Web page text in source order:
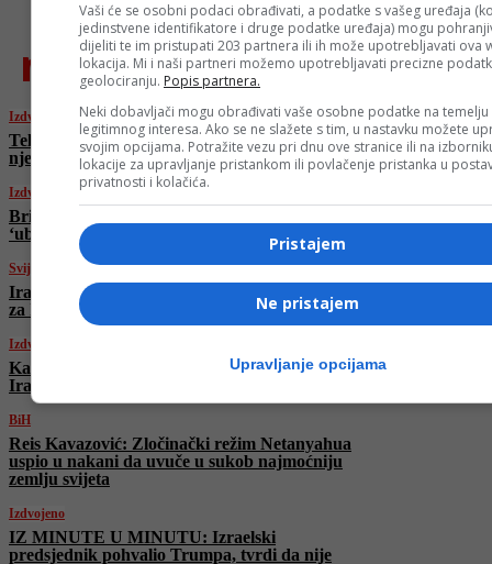
najnovije
Izdvojeno
Tel Aviv veliča Trampa: Osvanuli plakati
njegove slike s porukom
Izdvojeno
Britanski premijer: Američki napadi
‘ublažavaju’ iransku nuklearnu prijetnju
Svijet
Iran objesio muškarca optuženog za špijunažu
za Izrael: Informacije dijelio Mossadu
Izdvojeno
Katar i Oman osudili američke napade na
Iran: “Nezakonit čin agresije”
BiH
Reis Kavazović: Zločinački režim Netanyahua
uspio u nakani da uvuče u sukob najmoćniju
zemlju svijeta
Izdvojeno
IZ MINUTE U MINUTU: Izraelski
predsjednik pohvalio Trumpa, tvrdi da nije
Vaši će se osobni podaci obrađivati, a podatke s vašeg uređaja
jedinstvene identifikatore i druge podatke uređaja) mogu
dijeliti te im pristupati 203 partnera ili ih može upotrebljavati ova
lokacija. Mi i naši partneri možemo upotrebljavati precizne
geolociranju. Popis partnera.
Neki dobavljači mogu obrađivati vaše osobne podatke na temelju
legitimnog interesa. Ako se ne slažete s tim, u nastavku možete
svojim opcijama. Potražite vezu pri dnu ove stranice ili na
lokacije za upravljanje pristankom ili povlačenje pristanka u
privatnosti i kolačića.
Pristajem
Ne pristajem
Upravljanje opcijama